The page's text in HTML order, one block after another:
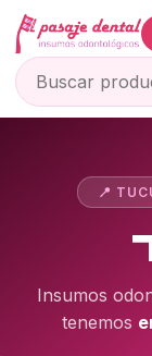
📍
Insumos
tenemos